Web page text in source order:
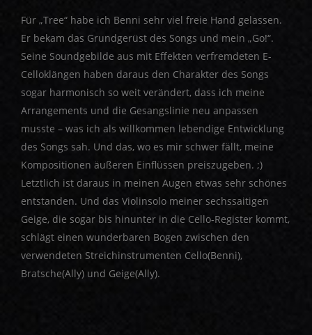
Für „Tree“ habe ich Benni sehr viel freie Hand gelassen.
Er bekam das Grundgerüst des Songs und mein „Go!“.
Seine Soundgebilde aus mit Effekten verfremdeten E-
Celloklängen haben daraus den Charakter des Songs
sogar harmonisch so weit verändert, dass ich meine
Arrangements und die Gesangslinie neu anpassen
musste – was ich als willkommen lebendige Entwicklung
des Songs sah. Und das, wo es mir schwer fällt, meine
Kompositionen äußeren Einflüssen preiszugeben. ;)
Letztlich ist daraus in meinen Augen etwas sehr schönes
entstanden. Und das Violinsolo meiner sechssaitigen
Geige, die sogar bis hinunter in die Cello-Register kommt,
schlägt einen wunderbaren Bogen zwischen den
verwendeten Streichinstrumenten Cello(Benni),
Bratsche(Ally) und Geige(Ally).